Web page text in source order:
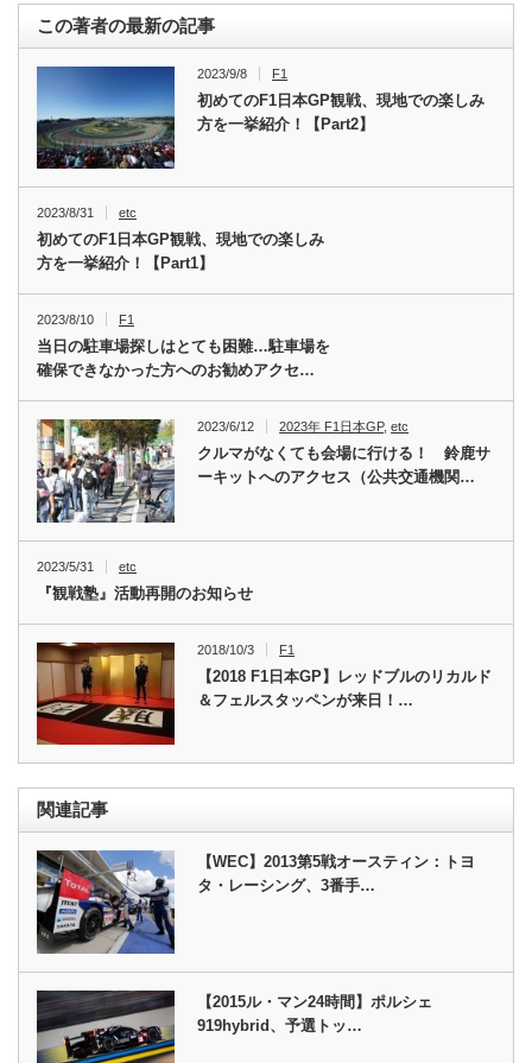
この著者の最新の記事
2023/9/8 F1
初めてのF1日本GP観戦、現地での楽しみ
方を一挙紹介！【Part2】
2023/8/31 etc
初めてのF1日本GP観戦、現地での楽しみ
方を一挙紹介！【Part1】
2023/8/10 F1
当日の駐車場探しはとても困難…駐車場を
確保できなかった方へのお勧めアクセ…
2023/6/12 2023年 F1日本GP,etc
クルマがなくても会場に行ける！ 鈴鹿サ
ーキットへのアクセス（公共交通機関…
2023/5/31 etc
『観戦塾』活動再開のお知らせ
2018/10/3 F1
【2018 F1日本GP】レッドブルのリカルド
＆フェルスタッペンが来日！…
関連記事
【WEC】2013第5戦オースティン：トヨ
タ・レーシング、3番手…
【2015ル・マン24時間】ポルシェ
919hybrid、予選トッ…